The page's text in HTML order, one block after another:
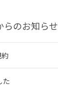
のお知らせ
た